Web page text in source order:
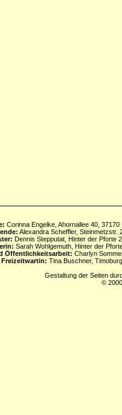
Corinna Engelke, Ahornallee 40,
Alexandra Scheffler, Steinmetzstr.
Dennis Stepputat, Hinter der Pforte
Sarah Wohlgemuth, Hinter der
Öffentlichkeitsarbeit: Charlyn
Tina Buschner,
Gestaltung der Seiten
©